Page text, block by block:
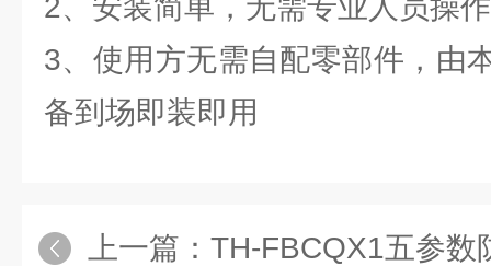
2、安装简单，无需专业人员操
3、使用方无需自配零部件，由
备到场即装即用
上一篇： TH-FBCQX1五参数